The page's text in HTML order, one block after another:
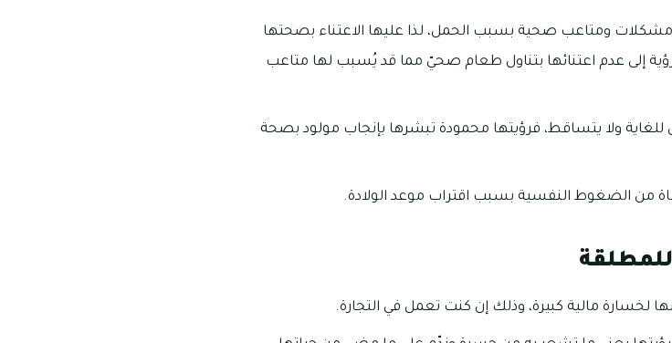
ومتاعب صحية بسبب الحمل، لذا عليها الاعتناء بصحتها
إلى عدم اعتنائها بتناول طعام صحيّ مما قد يُسبب لها متاعب
ولا يتساقط، فرؤيتها محمودة تبشرها بإنجاب مولود بصحة
من الضغوط النفسية بسبب اقتراب موعد الولادة.
لخسارة مالية كبيرة، وذلك إن كنت تعمل في التجارة.